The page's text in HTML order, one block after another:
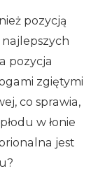
pozycją
najlepszych
pozycja
zgiętymi
co sprawia,
w łonie
jest